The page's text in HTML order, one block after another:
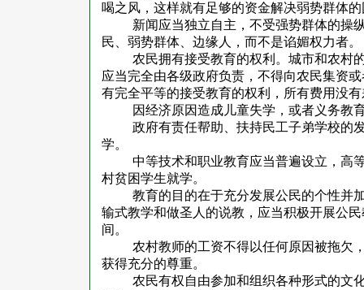
喝之风，这样就有足够的资金解决弱势群体
新闻应当独立自主，不受强势群体的操
民、弱势群体、边缘人，而不是谄媚权力者。
农民拥有接受教育的权利。城市和农村
应当完全由各级政府负责，不得向农民集资
有完全平等的接受教育的权利，所有费用没
因经济原因造成儿童失学，或者义务教
政府有责任帮助、扶持民工子弟学校的
学。
中等技术和职业教育应当普遍设立，高
村贫困学生就学。
教育的目的在于充分发展公民的个性并
输式教学和做圣人的说教，应当积极开展公
间。
农村教师的工资不得以任何原因被拖欠
获得充分的尊重。
农民有权自由参加和组织各种形式的文